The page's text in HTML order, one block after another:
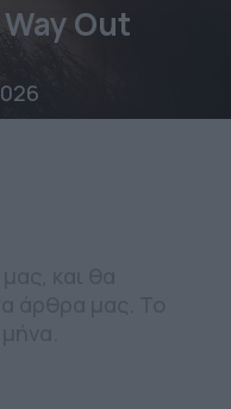
Out